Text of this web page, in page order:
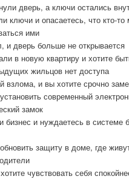
дверь, а ключи остались
ключи и опасаетесь, что кто-то
ими
и дверь больше не открывается
в новую квартиру и хотите
жильцов нет доступа
взлома, и вы хотите срочно
современный
замок
бизнес и нуждаетесь в системе
защиту в доме, где
чувствовать себя